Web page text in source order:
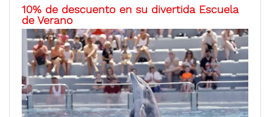
10% de descuento en su divertida Escuela
de Verano